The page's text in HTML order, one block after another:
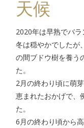
天候
2020年は早熟でバラ
冬は穏やかでしたが
の間ブドウ樹を養う
た。
2月の終わり頃に萌
恵まれたおかげで、
た。
6月の終わり頃から